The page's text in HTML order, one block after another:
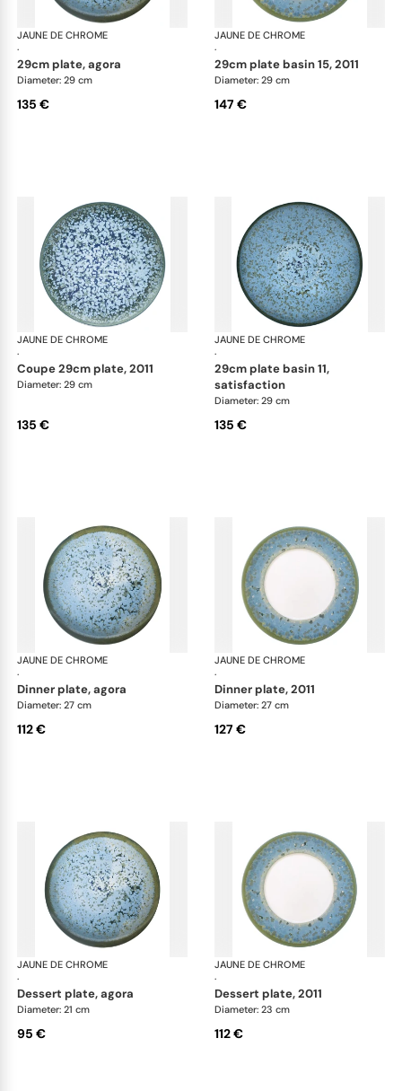
JAUNE DE CHROME
·
Nymphéa
29cm plate, agora
Diameter: 29 cm
135 €
JAUNE DE CHROME
·
29cm plate basin 15, 2011
Diameter: 29 cm
147 €
JAUNE DE CHROME
·
Nymphéa
coupe 29cm plate, 2011
Diameter: 29 cm
135 €
JAUNE DE CHROME
·
29cm plate basin 11,
satisfaction
Diameter: 29 cm
135 €
JAUNE DE CHROME
·
Nymphéa
dinner plate, agora
Diameter: 27 cm
112 €
JAUNE DE CHROME
·
dinner plate, 2011
Diameter: 27 cm
127 €
JAUNE DE CHROME
·
Nymphéa
dessert plate, agora
Diameter: 21 cm
95 €
JAUNE DE CHROME
·
dessert plate, 2011
Diameter: 23 cm
112 €